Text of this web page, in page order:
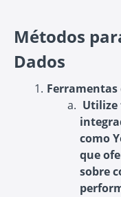
Métodos
Dados
Ferramentas
Utilize
como
que
sobre